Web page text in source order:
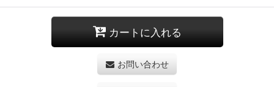
カートに入れる
お問い合わせ